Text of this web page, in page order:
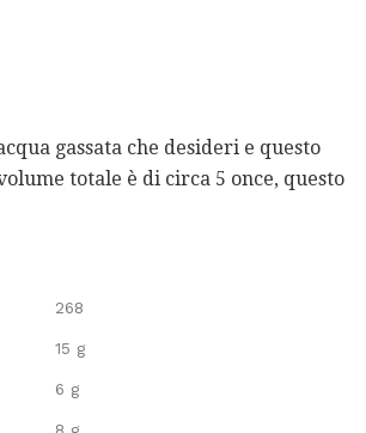
gassata che desideri e questo
totale è di circa 5 once, questo
268
15 g
6 g